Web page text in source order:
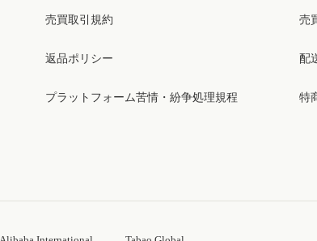
売買取引規約
返品ポリシー
プラットフォーム苦情・紛争処理規程
売
配
特